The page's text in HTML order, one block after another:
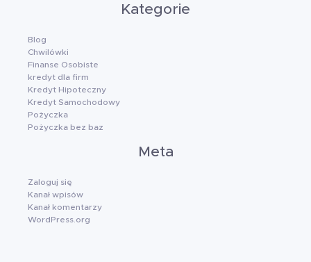
Kategorie
Blog
Chwilówki
Finanse Osobiste
kredyt dla firm
Kredyt Hipoteczny
Kredyt Samochodowy
Pożyczka
Pożyczka bez baz
Meta
Zaloguj się
Kanał wpisów
Kanał komentarzy
WordPress.org